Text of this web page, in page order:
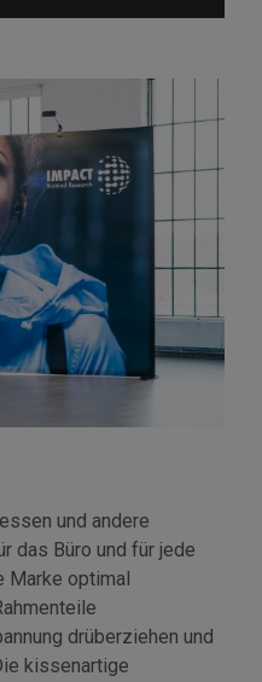
und andere
das Büro und für jede
Marke optimal
drüberziehen und
kissenartige